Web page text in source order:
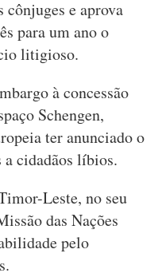
e aprova
para um ano o
litigioso.
à concessão
Schengen,
ter anunciado o
cidadãos líbios.
Leste, no seu
das Nações
pelo